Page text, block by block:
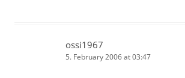
ossi1967
5. February 2006 at 03:47